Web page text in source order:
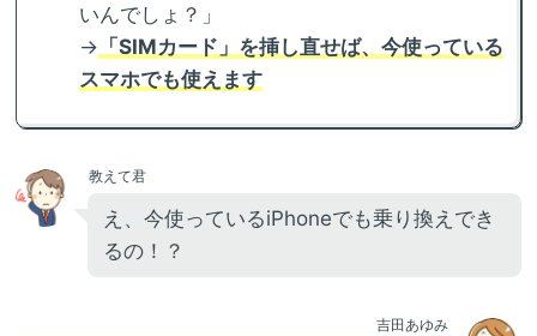
いんでしょ？」
→ 「SIMカード」を挿し直せば、今使っている
スマホでも使えます
教えて君
え、今使っているiPhoneでも乗り換えでき
るの！？
吉田あゆみ